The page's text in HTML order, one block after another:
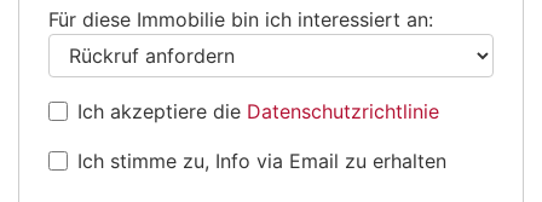
Für diese Immobilie bin ich interessiert an:
Ich akzeptiere die Datenschutzrichtlinie
Ich stimme zu, Info via Email zu erhalten